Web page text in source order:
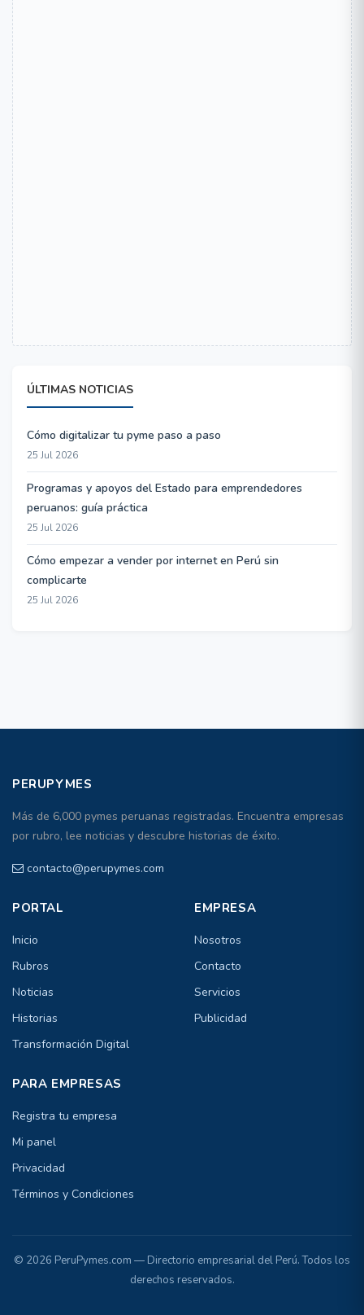
ÚLTIMAS NOTICIAS
Cómo digitalizar tu pyme paso a paso
25 Jul 2026
Programas y apoyos del Estado para emprendedores
peruanos: guía práctica
25 Jul 2026
Cómo empezar a vender por internet en Perú sin
complicarte
25 Jul 2026
PERUPYMES
Más de 6,000 pymes peruanas registradas. Encuentra empresas
por rubro, lee noticias y descubre historias de éxito.
contacto@perupymes.com
PORTAL
Inicio
Rubros
Noticias
Historias
Transformación Digital
EMPRESA
Nosotros
Contacto
Servicios
Publicidad
PARA EMPRESAS
Registra tu empresa
Mi panel
Privacidad
Términos y Condiciones
© 2026 PeruPymes.com — Directorio empresarial del Perú. Todos los
derechos reservados.